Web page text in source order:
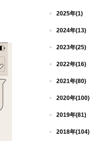
2025年(1)
2024年(13)
2023年(25)
2022年(16)
2021年(80)
2020年(100)
2019年(81)
2018年(104)